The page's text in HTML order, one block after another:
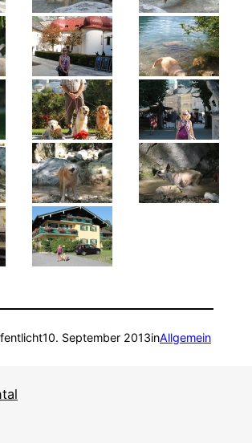
10. September 2013inAllgemein